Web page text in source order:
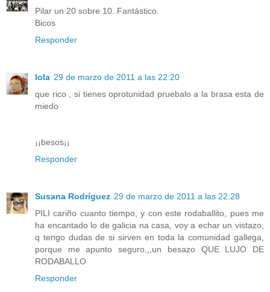
Pilar un 20 sobre 10. Fantástico.
Bicos
Responder
lola 29 de marzo de 2011 a las 22:20
que rico , si tienes oprotunidad pruebalo a la brasa esta de
miedo
¡¡besos¡¡
Responder
Susana Rodríguez 29 de marzo de 2011 a las 22:28
PILI cariño cuanto tiempo, y con este rodaballito, pues me
ha encantado lo de galicia na casa, voy a echar un vistazo,
q tengo dudas de si sirven en toda la comunidad gallega,
porque me apunto seguro,,,un besazo QUE LUJO DE
RODABALLO
Responder